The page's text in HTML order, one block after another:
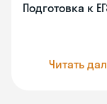
Подготовка к
Читать